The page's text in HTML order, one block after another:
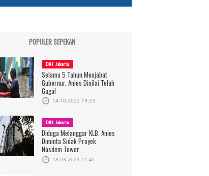
POPULER SEPEKAN
DKI Jakarta
Selama 5 Tahun Menjabat
Gubernur, Anies Dinilai Telah
Gagal
14-10-2022 19:23
DKI Jakarta
Diduga Melanggar KLB, Anies
Diminta Sidak Proyek
Nasdem Tower
18-03-2021 11:41